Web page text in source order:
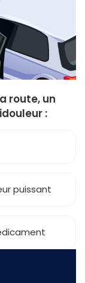
route, un
:
puissant